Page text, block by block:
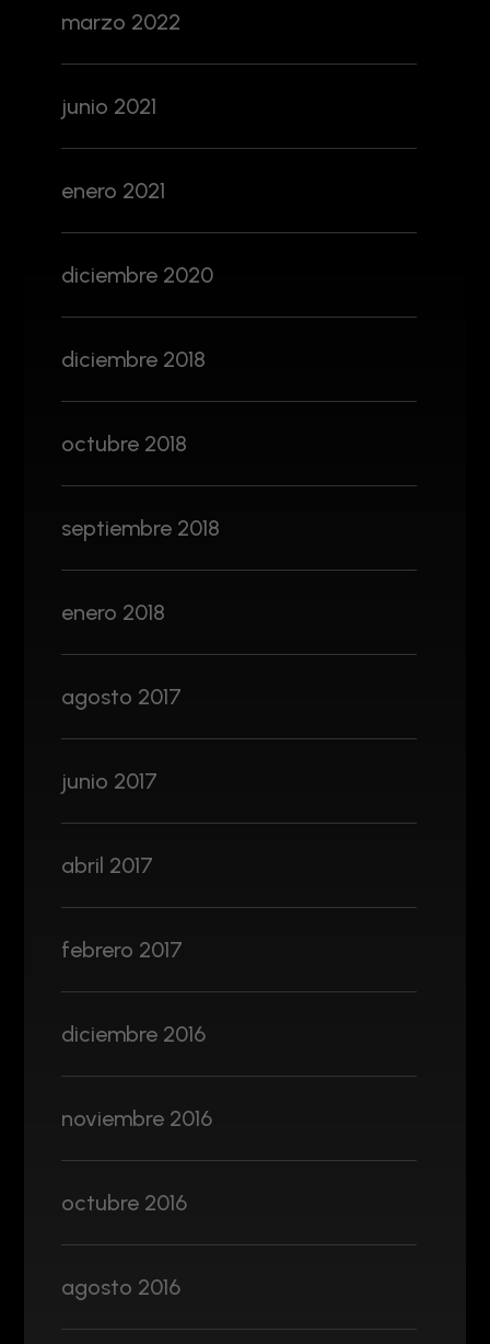
marzo 2022
junio 2021
enero 2021
diciembre 2020
diciembre 2018
octubre 2018
septiembre 2018
enero 2018
agosto 2017
junio 2017
abril 2017
febrero 2017
diciembre 2016
noviembre 2016
octubre 2016
agosto 2016